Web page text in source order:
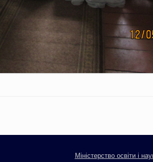
Міністерство освіти і